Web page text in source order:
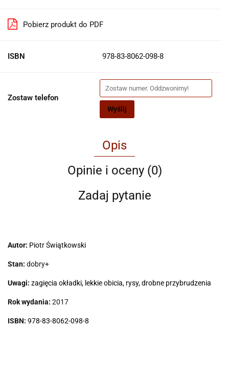
Pobierz produkt do PDF
ISBN 978-83-8062-098-8
Zostaw telefon
Wyślij
Opis
Opinie i oceny (0)
Zadaj pytanie
Autor: Piotr Świątkowski
Stan: dobry+
Uwagi: zagięcia okładki, lekkie obicia, rysy, drobne przybrudzenia
Rok wydania: 2017
ISBN: 978-83-8062-098-8